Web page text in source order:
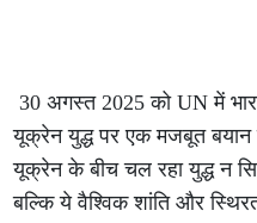
30 अगस्त 2025 को UN में
यूक्रेन युद्ध पर एक मजबूत
यूक्रेन के बीच चल रहा युद्ध न
बल्कि ये वैश्विक शांति और